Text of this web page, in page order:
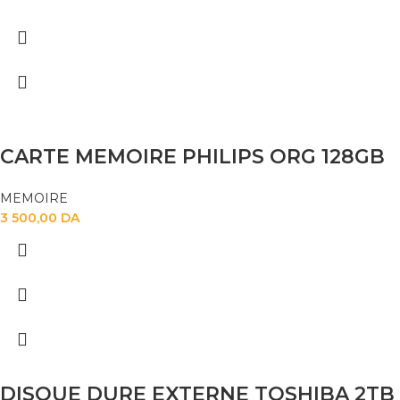
CARTE MEMOIRE PHILIPS ORG 128GB
MEMOIRE
3 500,00 DA
DISQUE DURE EXTERNE TOSHIBA